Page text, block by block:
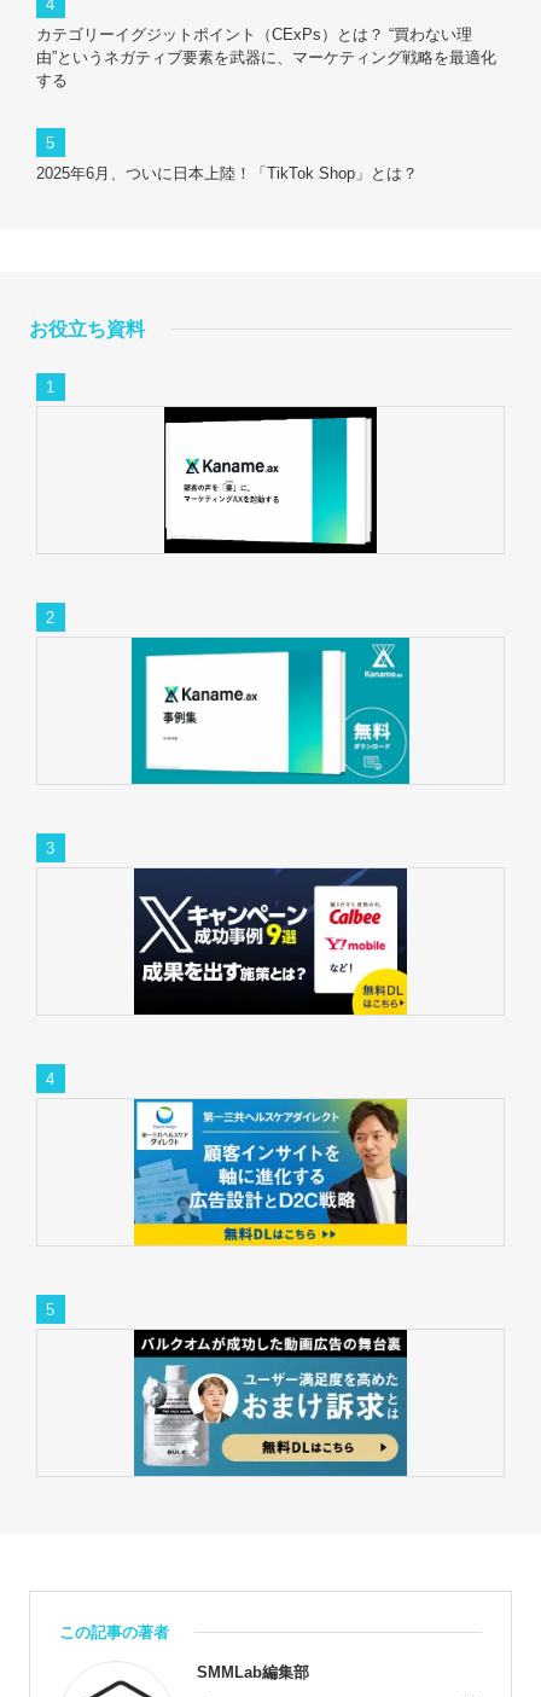
カテゴリーイグジットポイント（CExPs）とは？ “買わない理
由”というネガティブ要素を武器に、マーケティング戦略を最適化
する
2025年6月、ついに日本上陸！「TikTok Shop」とは？
お役立ち資料
この記事の著者
SMMLab編集部